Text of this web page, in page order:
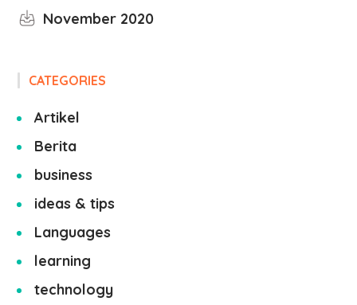
November 2020
CATEGORIES
Artikel
Berita
business
ideas & tips
Languages
learning
technology